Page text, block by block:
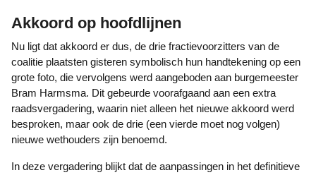
Akkoord op hoofdlijnen
Nu ligt dat akkoord er dus, de drie fractievoorzitters van de
coalitie plaatsten gisteren symbolisch hun handtekening op een
grote foto, die vervolgens werd aangeboden aan burgemeester
Bram Harmsma. Dit gebeurde voorafgaand aan een extra
raadsvergadering, waarin niet alleen het nieuwe akkoord werd
besproken, maar ook de drie (een vierde moet nog volgen)
nieuwe wethouders zijn benoemd.
In deze vergadering blijkt dat de aanpassingen in het definitieve